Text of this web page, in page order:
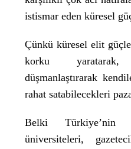
istismar eden küresel
Çünkü küresel elit
korku
düşmanlaştırarak
rahat satabilecekleri
Belki
üniversiteleri,